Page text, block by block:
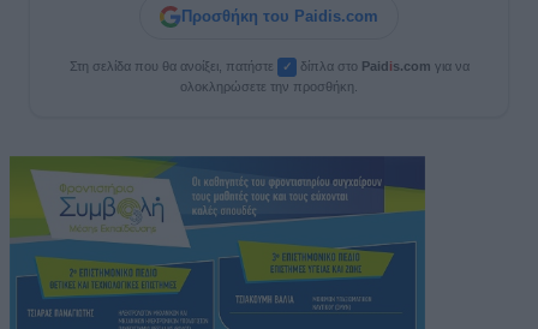
Προσθήκη του Paidis.com
Στη σελίδα που θα ανοίξει, πατήστε ✓ δίπλα στο Paidis.com για να
ολοκληρώσετε την προσθήκη.